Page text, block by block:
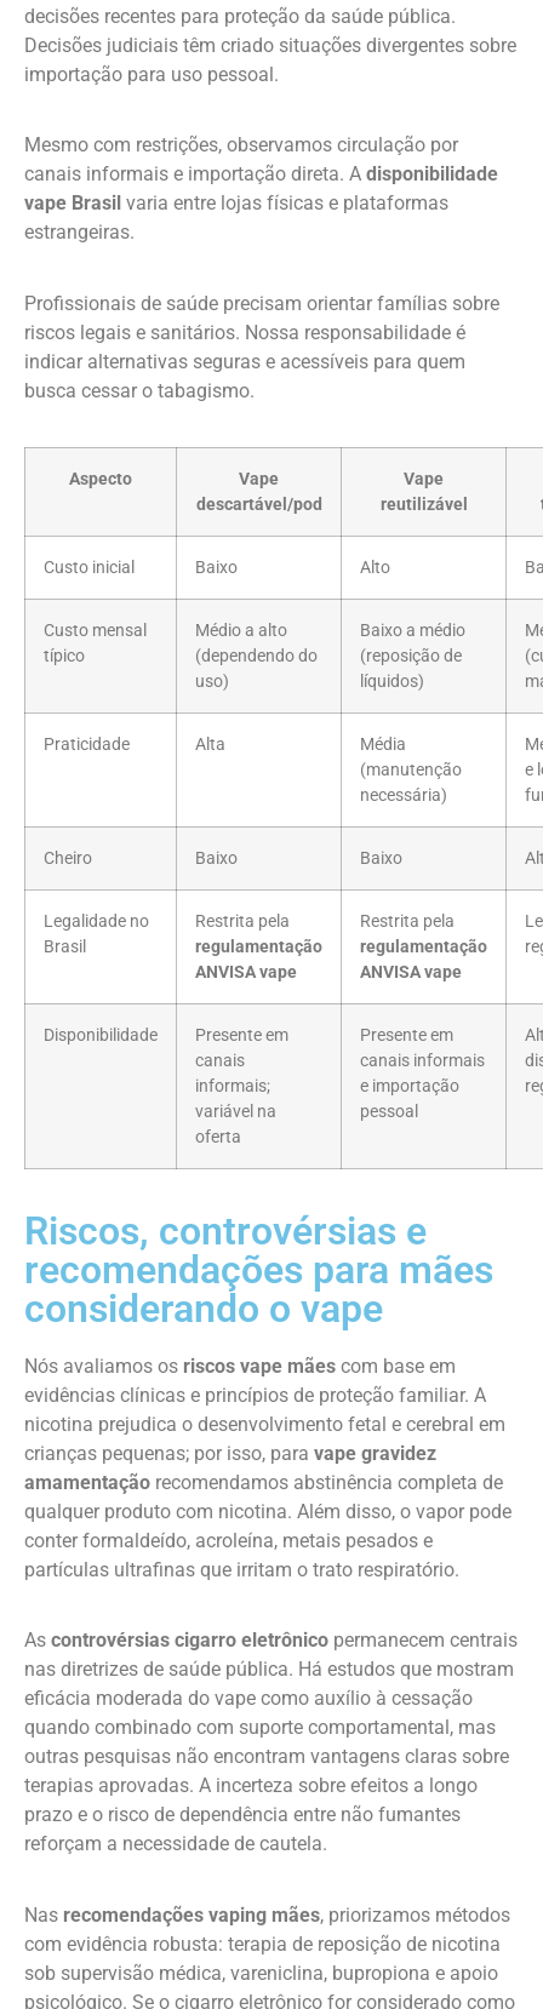
decisões recentes para proteção da saúde pública.
Decisões judiciais têm criado situações divergentes sobre
importação para uso pessoal.
Mesmo com restrições, observamos circulação por
canais informais e importação direta. A disponibilidade
vape Brasil varia entre lojas físicas e plataformas
estrangeiras.
Profissionais de saúde precisam orientar famílias sobre
riscos legais e sanitários. Nossa responsabilidade é
indicar alternativas seguras e acessíveis para quem
busca cessar o tabagismo.
Aspecto
Vape
descartável/pod
Vape
reutilizável
Custo inicial Baixo Alto
Custo mensal
típico
Médio a alto
(dependendo do
uso)
Baixo a médio
(reposição de
líquidos)
Praticidade Alta
Média
(manutenção
necessária)
e
Cheiro Baixo Baixo
Legalidade no
Brasil
Restrita pela
regulamentação
ANVISA vape
Restrita pela
regulamentação
ANVISA vape
Disponibilidade
Presente em
canais
informais;
variável na
oferta
Presente em
canais informais
e importação
pessoal
Riscos, controvérsias e
recomendações para mães
considerando o vape
Nós avaliamos os riscos vape mães com base em
evidências clínicas e princípios de proteção familiar. A
nicotina prejudica o desenvolvimento fetal e cerebral em
crianças pequenas; por isso, para vape gravidez
amamentação recomendamos abstinência completa de
qualquer produto com nicotina. Além disso, o vapor pode
conter formaldeído, acroleína, metais pesados e
partículas ultrafinas que irritam o trato respiratório.
As controvérsias cigarro eletrônico permanecem centrais
nas diretrizes de saúde pública. Há estudos que mostram
eficácia moderada do vape como auxílio à cessação
quando combinado com suporte comportamental, mas
outras pesquisas não encontram vantagens claras sobre
terapias aprovadas. A incerteza sobre efeitos a longo
prazo e o risco de dependência entre não fumantes
reforçam a necessidade de cautela.
Nas recomendações vaping mães, priorizamos métodos
com evidência robusta: terapia de reposição de nicotina
sob supervisão médica, vareniclina, bupropiona e apoio
psicológico. Se o cigarro eletrônico for considerado como